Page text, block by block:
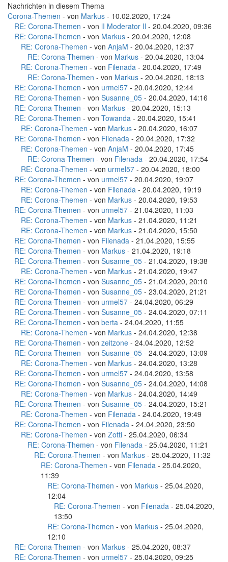
Nachrichten in diesem Thema
Corona-Themen - von Markus - 10.02.2020, 17:24
RE: Corona-Themen - von lI Moderator Il - 20.04.2020, 09:36
RE: Corona-Themen - von Markus - 20.04.2020, 12:08
RE: Corona-Themen - von AnjaM - 20.04.2020, 12:37
RE: Corona-Themen - von Markus - 20.04.2020, 13:04
RE: Corona-Themen - von Filenada - 20.04.2020, 17:49
RE: Corona-Themen - von Markus - 20.04.2020, 18:13
RE: Corona-Themen - von urmel57 - 20.04.2020, 12:44
RE: Corona-Themen - von Susanne_05 - 20.04.2020, 14:16
RE: Corona-Themen - von Markus - 20.04.2020, 15:13
RE: Corona-Themen - von Towanda - 20.04.2020, 15:41
RE: Corona-Themen - von Markus - 20.04.2020, 16:07
RE: Corona-Themen - von Filenada - 20.04.2020, 17:32
RE: Corona-Themen - von AnjaM - 20.04.2020, 17:45
RE: Corona-Themen - von Filenada - 20.04.2020, 17:54
RE: Corona-Themen - von urmel57 - 20.04.2020, 18:00
RE: Corona-Themen - von urmel57 - 20.04.2020, 19:07
RE: Corona-Themen - von Filenada - 20.04.2020, 19:19
RE: Corona-Themen - von Markus - 20.04.2020, 19:53
RE: Corona-Themen - von urmel57 - 21.04.2020, 11:03
RE: Corona-Themen - von Markus - 21.04.2020, 11:21
RE: Corona-Themen - von Markus - 21.04.2020, 15:50
RE: Corona-Themen - von Filenada - 21.04.2020, 15:55
RE: Corona-Themen - von Markus - 21.04.2020, 19:18
RE: Corona-Themen - von Susanne_05 - 21.04.2020, 19:38
RE: Corona-Themen - von Markus - 21.04.2020, 19:47
RE: Corona-Themen - von Susanne_05 - 21.04.2020, 20:10
RE: Corona-Themen - von Susanne_05 - 23.04.2020, 21:21
RE: Corona-Themen - von urmel57 - 24.04.2020, 06:29
RE: Corona-Themen - von Susanne_05 - 24.04.2020, 07:11
RE: Corona-Themen - von berta - 24.04.2020, 11:55
RE: Corona-Themen - von Markus - 24.04.2020, 12:38
RE: Corona-Themen - von zeitzone - 24.04.2020, 12:52
RE: Corona-Themen - von Susanne_05 - 24.04.2020, 13:09
RE: Corona-Themen - von Markus - 24.04.2020, 13:28
RE: Corona-Themen - von urmel57 - 24.04.2020, 13:58
RE: Corona-Themen - von Susanne_05 - 24.04.2020, 14:08
RE: Corona-Themen - von Markus - 24.04.2020, 14:49
RE: Corona-Themen - von Susanne_05 - 24.04.2020, 15:21
RE: Corona-Themen - von Filenada - 24.04.2020, 19:49
RE: Corona-Themen - von Filenada - 24.04.2020, 23:50
RE: Corona-Themen - von Zotti - 25.04.2020, 06:34
RE: Corona-Themen - von Filenada - 25.04.2020, 11:21
RE: Corona-Themen - von Markus - 25.04.2020, 11:32
RE: Corona-Themen - von Filenada - 25.04.2020,
11:39
RE: Corona-Themen - von Markus - 25.04.2020,
12:04
RE: Corona-Themen - von Filenada - 25.04.2020,
13:50
RE: Corona-Themen - von Markus - 25.04.2020,
12:10
RE: Corona-Themen - von Markus - 25.04.2020, 08:37
RE: Corona-Themen - von urmel57 - 25.04.2020, 09:25